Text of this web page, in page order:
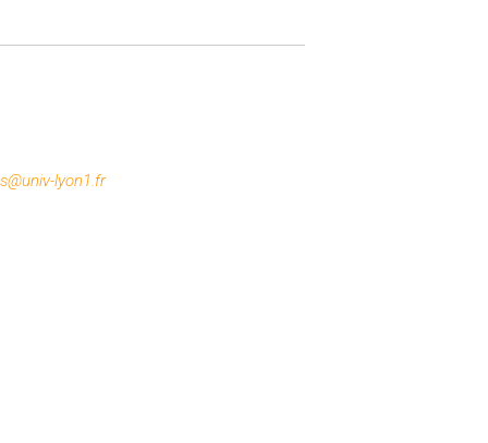
lyon1.fr